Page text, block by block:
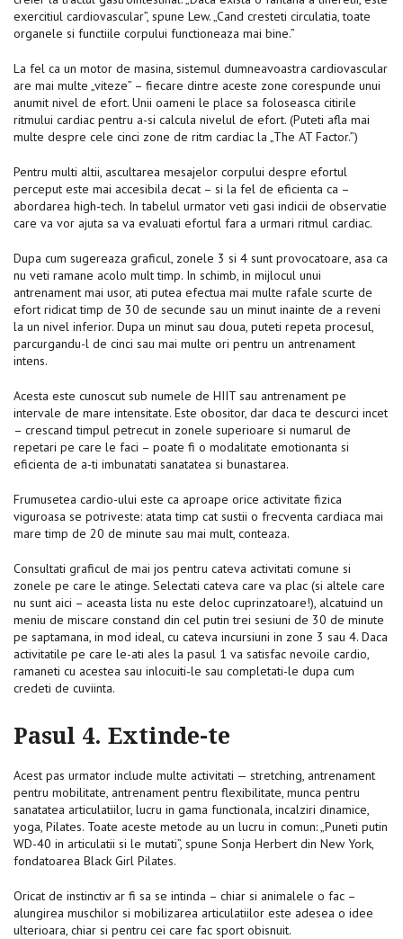
exercitiul cardiovascular”, spune Lew. „Cand cresteti circulatia, toate
organele si functiile corpului functioneaza mai bine.”
La fel ca un motor de masina, sistemul dumneavoastra cardiovascular
are mai multe „viteze” – fiecare dintre aceste zone corespunde unui
anumit nivel de efort. Unii oameni le place sa foloseasca citirile
ritmului cardiac pentru a-si calcula nivelul de efort. (Puteti afla mai
multe despre cele cinci zone de ritm cardiac la „The AT Factor.”)
Pentru multi altii, ascultarea mesajelor corpului despre efortul
perceput este mai accesibila decat – si la fel de eficienta ca –
abordarea high-tech. In tabelul urmator veti gasi indicii de observatie
care va vor ajuta sa va evaluati efortul fara a urmari ritmul cardiac.
Dupa cum sugereaza graficul, zonele 3 si 4 sunt provocatoare, asa ca
nu veti ramane acolo mult timp. In schimb, in ​​mijlocul unui
antrenament mai usor, ati putea efectua mai multe rafale scurte de
efort ridicat timp de 30 de secunde sau un minut inainte de a reveni
la un nivel inferior. Dupa un minut sau doua, puteti repeta procesul,
parcurgandu-l de cinci sau mai multe ori pentru un antrenament
intens.
Acesta este cunoscut sub numele de HIIT sau antrenament pe
intervale de mare intensitate. Este obositor, dar daca te descurci incet
– crescand timpul petrecut in zonele superioare si numarul de
repetari pe care le faci – poate fi o modalitate emotionanta si
eficienta de a-ti imbunatati sanatatea si bunastarea.
Frumusetea cardio-ului este ca aproape orice activitate fizica
viguroasa se potriveste: atata timp cat sustii o frecventa cardiaca mai
mare timp de 20 de minute sau mai mult, conteaza.
Consultati graficul de mai jos pentru cateva activitati comune si
zonele pe care le atinge. Selectati cateva care va plac (si altele care
nu sunt aici – aceasta lista nu este deloc cuprinzatoare!), alcatuind un
meniu de miscare constand din cel putin trei sesiuni de 30 de minute
pe saptamana, in mod ideal, cu cateva incursiuni in zone 3 sau 4. Daca
activitatile pe care le-ati ales la pasul 1 va satisfac nevoile cardio,
ramaneti cu acestea sau inlocuiti-le sau completati-le dupa cum
credeti de cuviinta.
Pasul 4. Extinde-te
Acest pas urmator include multe activitati — stretching, antrenament
pentru mobilitate, antrenament pentru flexibilitate, munca pentru
sanatatea articulatiilor, lucru in gama functionala, incalziri dinamice,
yoga, Pilates. Toate aceste metode au un lucru in comun: „Puneti putin
WD-40 in articulatii si le mutati”, spune Sonja Herbert din New York,
fondatoarea Black Girl Pilates.
Oricat de instinctiv ar fi sa se intinda – chiar si animalele o fac –
alungirea muschilor si mobilizarea articulatiilor este adesea o idee
ulterioara, chiar si pentru cei care fac sport obisnuit.